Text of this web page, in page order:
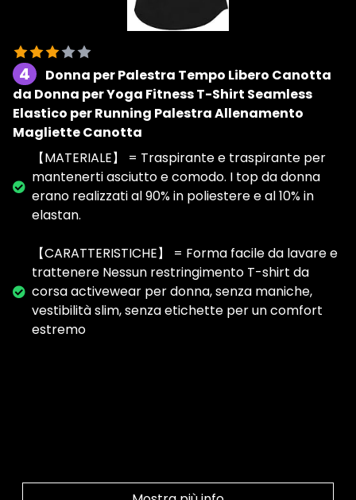
4
Donna per Palestra Tempo Libero Canotta
da Donna per Yoga Fitness T-Shirt Seamless
Elastico per Running Palestra Allenamento
Magliette Canotta
【MATERIALE】 = Traspirante e traspirante per
mantenerti asciutto e comodo. I top da donna
erano realizzati al 90% in poliestere e al 10% in
elastan.
【CARATTERISTICHE】 = Forma facile da lavare e
trattenere Nessun restringimento T-shirt da
corsa activewear per donna, senza maniche,
vestibilità slim, senza etichette per un comfort
estremo